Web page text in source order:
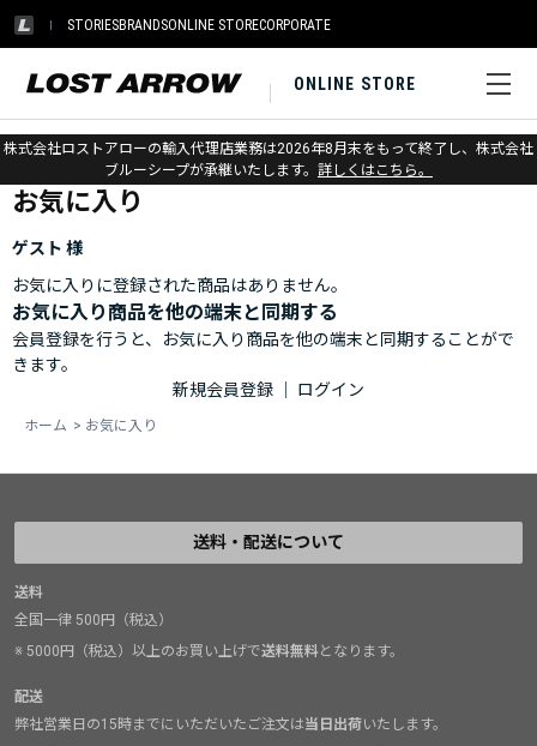
STORIESBRANDSONLINE STORECORPORATE
ONLINE STORE
株式会社ロストアローの輸入代理店業務は2026年8月末をもって終了し、株式会社
ブルーシープが承継いたします。 詳しくはこちら。
ホーム > お気に入り
お気に入り
ゲスト 様
お気に入りに登録された商品はありません。
お気に入り商品を他の端末と同期する
会員登録を行うと、お気に入り商品を他の端末と同期することがで
きます。
新規会員登録
ログイン
ホーム > お気に入り
送料・配送について
送料
全国一律 500円（税込）
※ 5000円（税込）以上のお買い上げで送料無料となります。
配送
弊社営業日の15時までにいただいたご注文は当日出荷いたします。